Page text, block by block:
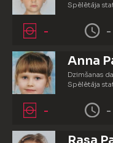
Spēlētāja
- -
Anna
Dzimšanas
Spēlētāja
- -